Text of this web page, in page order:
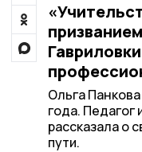
Ольга
года. Педагог
рассказала о
пути.